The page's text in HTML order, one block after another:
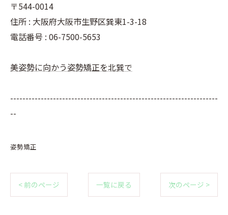
〒544-0014
住所 : 大阪府大阪市生野区巽東1-3-18
電話番号 : 06-7500-5653
美姿勢に向かう姿勢矯正を北巽で
--------------------------------------------------------------------
--
姿勢矯正
< 前のページ 一覧に戻る 次のページ >